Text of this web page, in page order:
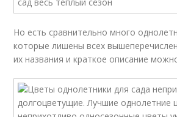
Но есть сравнительно много
которые лишены всех
их названия и краткое описание